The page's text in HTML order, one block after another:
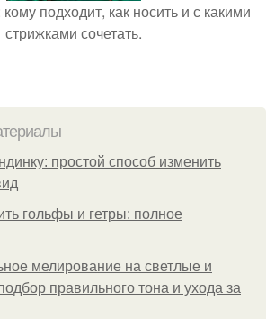
подходит, как носить и с какими
стрижками сочетать.
простой способ изменить
гольфы и гетры: полное
мелирование на светлые и
правильного тона и ухода за